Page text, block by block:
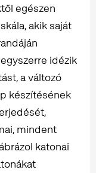
egészen
akik saját
idézik
a változó
készítésének
mindent
katonai